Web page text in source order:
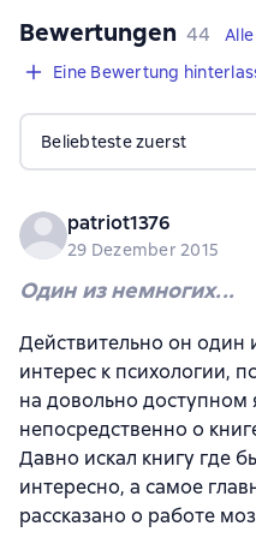
Bewertungen 44
44
Eine Bewertung
Beliebteste zuerst
patriot1376
29 Dezember 2015
Один из немногих...
Действительно он один
интерес к психологии,
на довольно доступном
непосредственно о
Давно искал книгу где
интересно, а самое
рассказано о работе